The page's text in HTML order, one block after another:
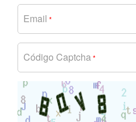
Email *
Código Captcha*